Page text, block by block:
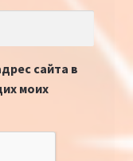
сайта в
моих